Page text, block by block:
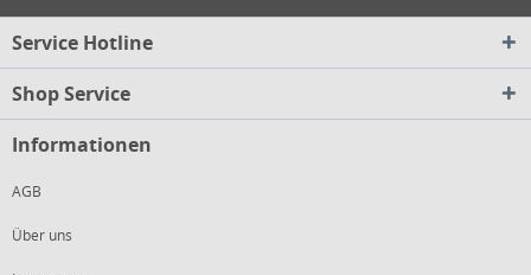
Service Hotline
Shop Service
Informationen
AGB
Über uns